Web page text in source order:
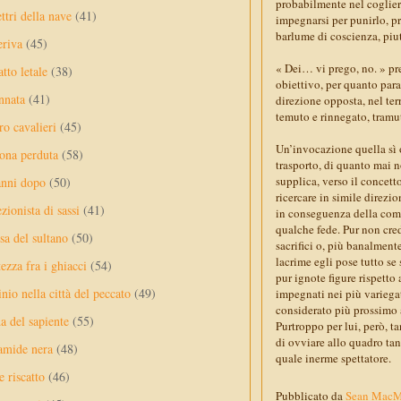
probabilmente nel
impegnarsi per punirlo,
barlume di coscienza,
« Dei… vi prego, no. »
obiettivo, per quanto
direzione opposta, nel
temuto e rinnegato,
Un’invocazione quella sì
trasporto, di quanto mai
supplica, verso il
ricercare in simile
in conseguenza della
qualche fede. Pur non
sacrifici o, più
lacrime egli pose tutto
pur ignote figure rispetto
impegnati nei più
considerato più prossimo
Purtroppo per lui, però,
di ovviare allo quadro
quale inerme spettatore.
Pubblicato daSean
della nave (41)
(45)
letale (38)
(41)
cavalieri (45)
perduta (58)
dopo (50)
di sassi (41)
del sultano (50)
fra i ghiacci (54)
nella città del peccato (49)
del sapiente (55)
nera (48)
riscatto (46)